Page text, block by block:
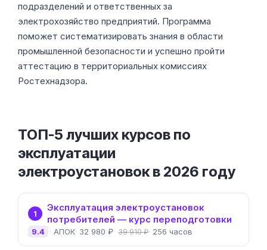
подразделений и ответственных за
электрохозяйство предприятий. Программа
поможет систематизировать знания в области
промышленной безопасности и успешно пройти
аттестацию в территориальных комиссиях
Ростехнадзора.
ТОП-5 лучших курсов по
эксплуатации
электроустановок в 2026 году
1
Эксплуатация электроустановок
потребителей — курс переподготовки
АПОК 32 980 ₽ 39 910 ₽ 256 часов
9.4